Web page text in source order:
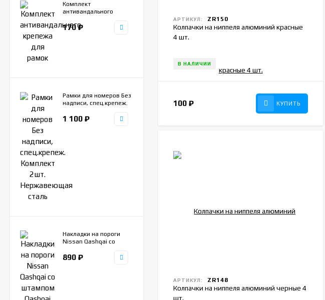
АРТИКУЛ: ZR150
Колпачки на ниппеля алюминий красные
4 шт.
В НАЛИЧИИ
100 ₽ КУПИТЬ
АРТИКУЛ: ZR148
Колпачки на ниппеля алюминий черные 4
шт.
Комплект
антивандального
170₽
Рамки для номеров Без
надписи, спец.крепеж.
Нержавеющая сталь
1 100 ₽
Накладки на пороги
Nissan Qashqai со
ступенчатая, 4шт.
890 ₽